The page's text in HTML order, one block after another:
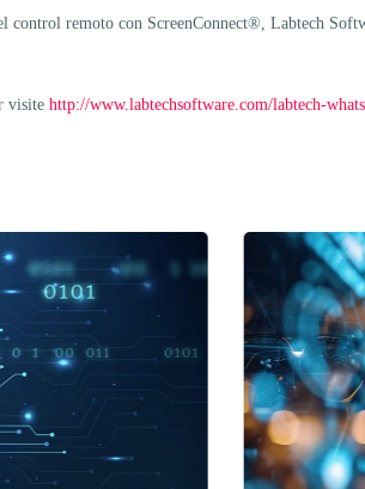
remoto con ScreenConnect®, Labtech
visite http://www.labtechsoftware.com/labtech-